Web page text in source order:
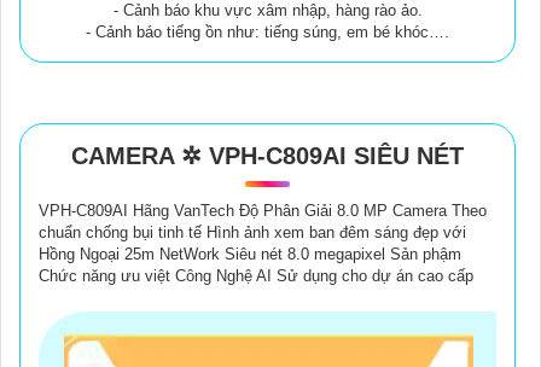
- Cảnh báo khu vực xâm nhập, hàng rào ảo.
- Cảnh báo tiếng ồn như: tiếng súng, em bé khóc….
CAMERA ✲ VPH-C809AI SIÊU NÉT
VPH-C809AI Hãng VanTech Độ Phân Giải 8.0 MP Camera Theo
chuẩn chống bụi tinh tế Hình ảnh xem ban đêm sáng đẹp với
Hồng Ngoại 25m NetWork Siêu nét 8.0 megapixel Sản phậm
Chức năng ưu việt Công Nghệ AI Sử dụng cho dự án cao cấp